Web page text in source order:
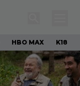
HBO MAX K18